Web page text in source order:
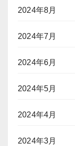
2024年8月
2024年7月
2024年6月
2024年5月
2024年4月
2024年3月